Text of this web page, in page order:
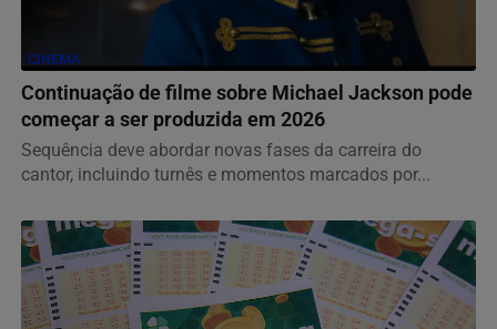
CINEMA
Continuação de filme sobre Michael Jackson pode
começar a ser produzida em 2026
Sequência deve abordar novas fases da carreira do
cantor, incluindo turnês e momentos marcados por...